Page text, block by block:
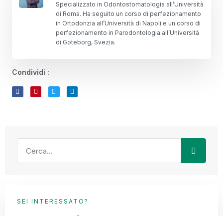
Specializzato in Odontostomatologia all’Università
di Roma. Ha seguito un corso di perfezionamento
in Ortodonzia all’Università di Napoli e un corso di
perfezionamento in Parodontologia all’Università
di Goteborg, Svezia.
Condividi :
SEI INTERESSATO?